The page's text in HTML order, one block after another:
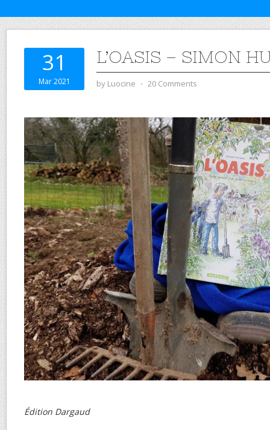
31
Mar 2021
L’OASIS – SIMON
by Luocine ⋅ 20 Comments
Édition Dargaud